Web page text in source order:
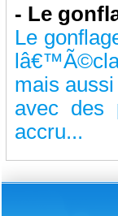
- Le
Le
mais
avec des
accru...